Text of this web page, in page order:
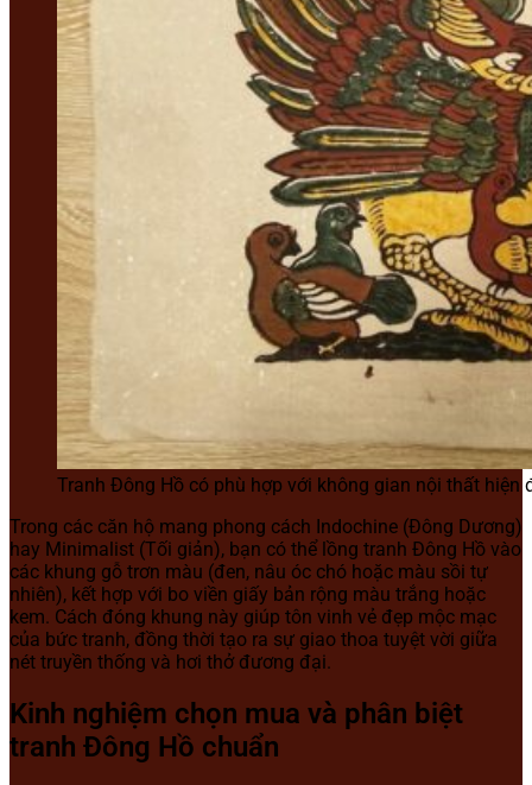
Tranh Đông Hồ có phù hợp với không gian nội thất hiện
Trong các căn hộ mang phong cách Indochine (Đông Dương)
hay Minimalist (Tối giản), bạn có thể lồng tranh Đông Hồ vào
các khung gỗ trơn màu (đen, nâu óc chó hoặc màu sồi tự
nhiên), kết hợp với bo viền giấy bản rộng màu trắng hoặc
kem. Cách đóng khung này giúp tôn vinh vẻ đẹp mộc mạc
của bức tranh, đồng thời tạo ra sự giao thoa tuyệt vời giữa
nét truyền thống và hơi thở đương đại.
Kinh nghiệm chọn mua và phân biệt
tranh Đông Hồ chuẩn